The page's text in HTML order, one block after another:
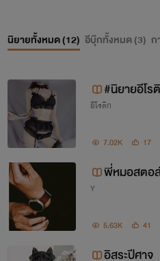
นิยายทั้งหมด (12) อีบุ๊กทั้งหมด (3) ก
#นิยายอีโร
อีโรติก
7.02K 17
พี่หมอสตอ
Y
5.63K 41
อิสระปีศาจ